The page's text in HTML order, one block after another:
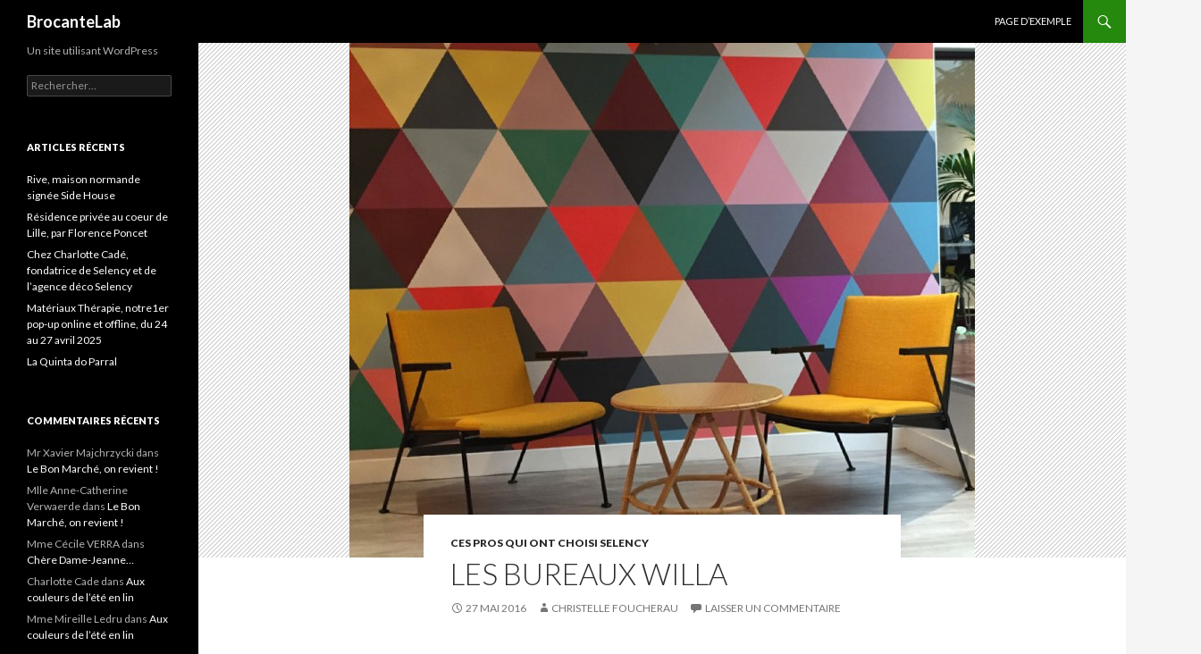
BrocanteLab
PAGE D’EXEMPLE
CES PROS QUI ONT CHOISI SELENCY
LES BUREAUX WILLA
27 MAI 2016 CHRISTELLE FOUCHERAU LAISSER UN COMMENTAIRE
Un site utilisant WordPress
Rechercher :
ARTICLES RÉCENTS
Rive, maison normande
signée Side House
Résidence privée au coeur de
Lille, par Florence Poncet
Chez Charlotte Cadé,
fondatrice de Selency et de
l’agence déco Selency
Matériaux Thérapie, notre1er
pop-up online et offline, du 24
au 27 avril 2025
La Quinta do Parral
COMMENTAIRES RÉCENTS
Mr Xavier Majchrzycki dans
Le Bon Marché, on revient !
Mlle Anne-Catherine
Verwaerde dans Le Bon
Marché, on revient !
Mme Cécile VERRA dans
Chère Dame-Jeanne…
Charlotte Cade dans Aux
couleurs de l’été en lin
Mme Mireille Ledru dans Aux
couleurs de l’été en lin